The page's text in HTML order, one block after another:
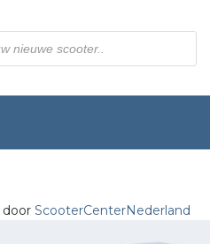
door ScooterCenterNederland